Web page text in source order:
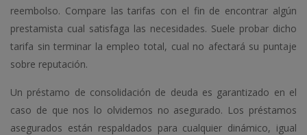
reembolso. Compare las tarifas con el fin de encontrar algún
prestamista cual satisfaga las necesidades. Suele probar dicho
tarifa sin terminar la empleo total, cual no afectará su puntaje
sobre reputación.
Un préstamo de consolidación de deuda es garantizado en el
caso de que nos lo olvidemos no asegurado. Los préstamos
asegurados están respaldados para cualquier dinámico, igual